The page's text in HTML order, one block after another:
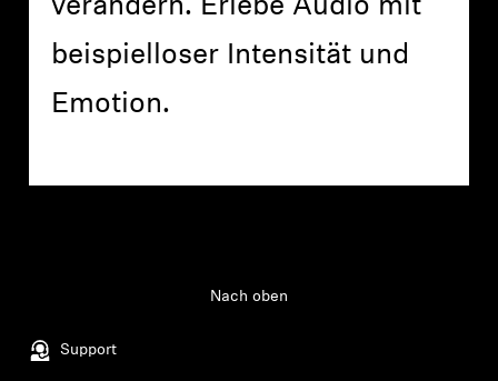
verändern. Erlebe Audio mit
beispielloser Intensität und
Emotion.
Support
Nach oben